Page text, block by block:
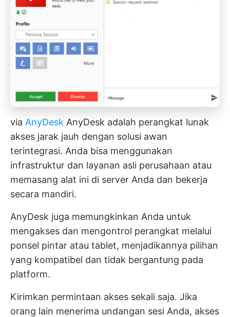
via AnyDesk AnyDesk adalah perangkat lunak
akses jarak jauh dengan solusi awan
terintegrasi. Anda bisa menggunakan
infrastruktur dan layanan asli perusahaan atau
memasang alat ini di server Anda dan bekerja
secara mandiri.
AnyDesk juga memungkinkan Anda untuk
mengakses dan mengontrol perangkat melalui
ponsel pintar atau tablet, menjadikannya pilihan
yang kompatibel dan tidak bergantung pada
platform.
Kirimkan permintaan akses sekali saja. Jika
orang lain menerima undangan sesi Anda, akses